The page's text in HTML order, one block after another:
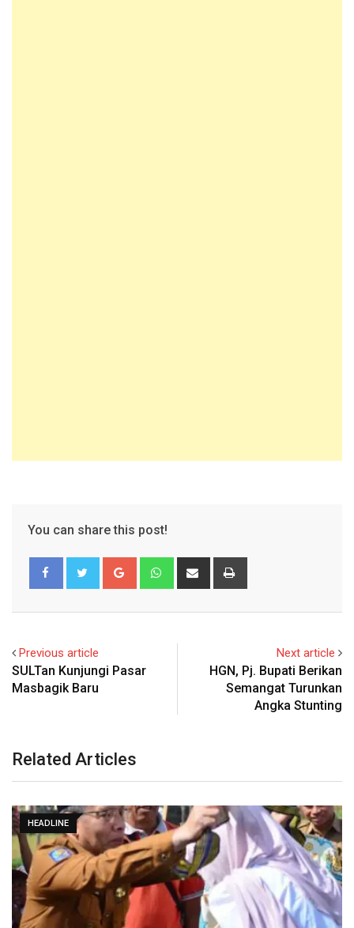
You can share this post!
Google+ WhatsappShare
Previous article
SULTan Kunjungi Pasar
Masbagik Baru
Next article
HGN, Pj. Bupati Berikan
Semangat Turunkan
Angka Stunting
Related Articles
HEADLINE